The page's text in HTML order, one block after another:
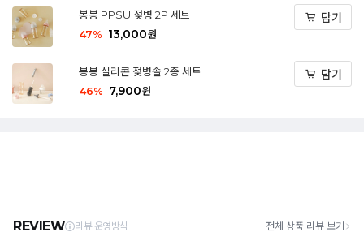
봉봉 PPSU 젖병 2P 세트
47% 13,000원
담기
봉봉 실리콘 젖병솔 2종 세트
46% 7,900원
담기